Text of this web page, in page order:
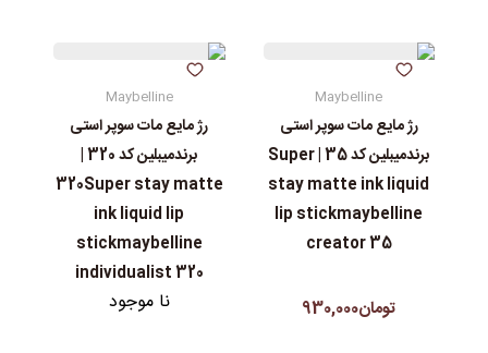
Maybelline
رژ مایع مات سوپر استی‌
برندمیبلین کد 35 | Super
stay matte ink liquid
lip stickmaybelline
creator 35
تومان930,000
Maybelline
رژ مایع مات سوپر استی‌
برندمیبلین کد 320 |
320Super stay matte
ink liquid lip
stickmaybelline
individualist 320
نا موجود